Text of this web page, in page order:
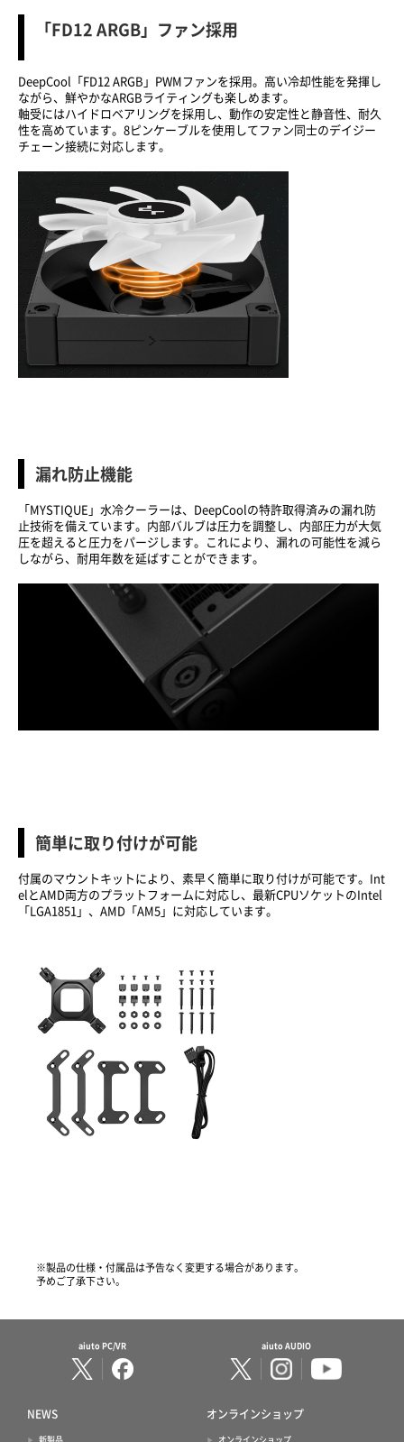
「FD12 ARGB」ファン採用
DeepCool「FD12 ARGB」PWMファンを採用。高い冷却性能を発揮し
ながら、鮮やかなARGBライティングも楽しめます。
軸受にはハイドロベアリングを採用し、動作の安定性と静音性、耐久
性を高めています。8ピンケーブルを使用してファン同士のデイジー
チェーン接続に対応します。
漏れ防止機能
「MYSTIQUE」水冷クーラーは、DeepCoolの特許取得済みの漏れ防
止技術を備えています。内部バルブは圧力を調整し、内部圧力が大気
圧を超えると圧力をパージします。これにより、漏れの可能性を減ら
しながら、耐用年数を延ばすことができます。
簡単に取り付けが可能
付属のマウントキットにより、素早く簡単に取り付けが可能です。Int
elとAMD両方のプラットフォームに対応し、最新CPUソケットのIntel
「LGA1851」、AMD「AM5」に対応しています。
※製品の仕様・付属品は予告なく変更する場合があります。
予めご了承下さい。
aiuto PC/VR aiuto AUDIO
NEWS
新製品
オンラインショップ
オンラインショップ